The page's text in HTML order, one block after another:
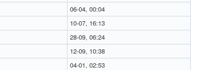
06-04, 00:04
10-07, 16:13
28-09, 06:24
12-09, 10:38
04-01, 02:53